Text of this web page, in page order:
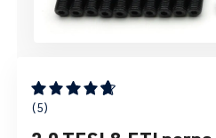
Calificación promedio de 4.8
(5)